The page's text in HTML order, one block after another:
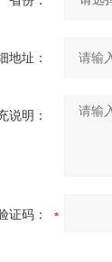
地址：
说明：
证码：